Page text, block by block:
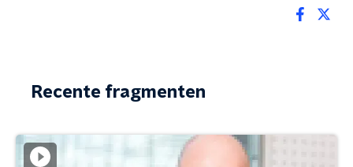
Recente fragmenten